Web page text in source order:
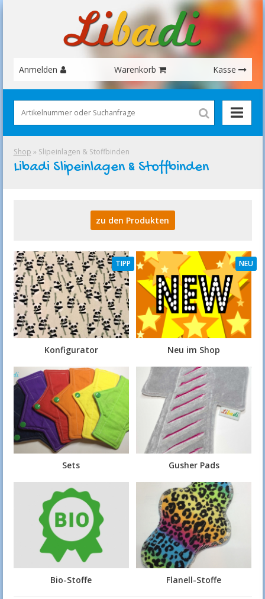
Anmelden Warenkorb Kasse
Shop » Slipeinlagen & Stoffbinden
Libadi Slipeinlagen & Stoffbinden
zu den Produkten
TIPP
Konfigurator
NEU
Neu im Shop
Sets Gusher Pads
Bio-Stoffe Flanell-Stoffe